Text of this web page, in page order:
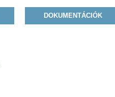
DOKUMENTÁCIÓK